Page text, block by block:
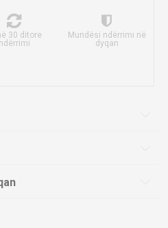
30 ditore
ndërrimi
Mundësi ndërrimi në
dyqan